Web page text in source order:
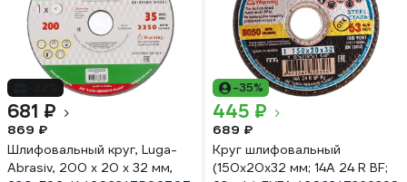
681 ₽
869 ₽
Шлифовальный круг, Luga-
Abrasiv, 200 х 20 х 32 мм,
-35%
445 ₽
689 ₽
Круг шлифовальный
(150х20х32 мм; 14А 24 R BF;